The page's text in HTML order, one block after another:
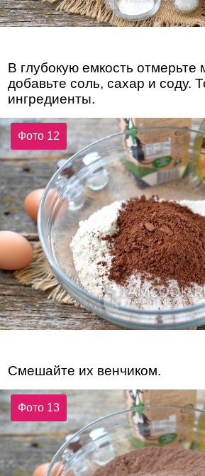
В глубокую емкость отмерьте
добавьте соль, сахар и соду.
ингредиенты.
Фото 12
Смешайте их венчиком.
Фото 13